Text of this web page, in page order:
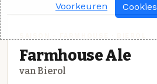
Farmhouse Ale
van Bierol
Voorkeuren